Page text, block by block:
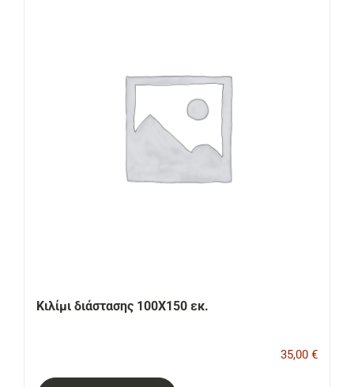
Κιλίμι διάστασης 100Χ150 εκ.
35,00 €